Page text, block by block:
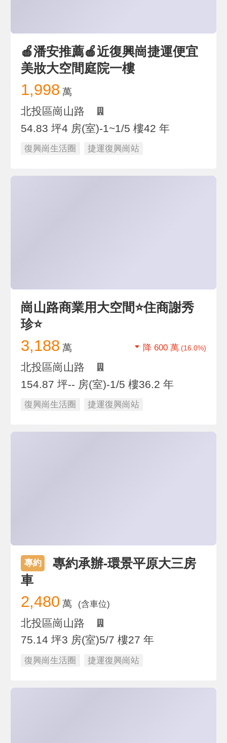
🍎潘安推薦🍎近復興崗捷運便宜
美妝大空間庭院一樓
1,998 萬
北投區崗山路
54.83 坪4 房(室)-1~1/5 樓42 年
復興崗生活圈 捷運復興崗站
崗山路商業用大空間⭐️住商謝秀
珍⭐️
3,188 萬 降 600 萬 (16.0%)
北投區崗山路
154.87 坪-- 房(室)-1/5 樓36.2 年
復興崗生活圈 捷運復興崗站
專約
專約承辦-環景平原大三房
車
2,480 萬 (含車位)
北投區崗山路
75.14 坪3 房(室)5/7 樓27 年
復興崗生活圈 捷運復興崗站